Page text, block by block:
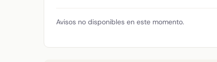
Avisos no disponibles en este momento.